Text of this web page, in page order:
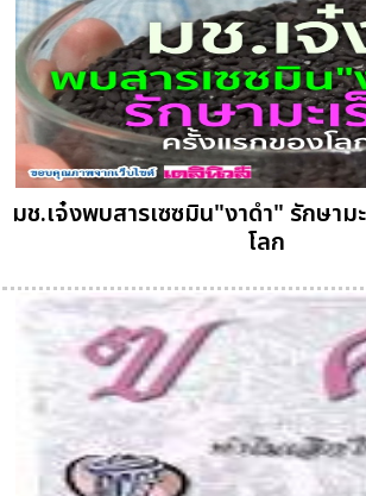
มช.เจ๋งพบสารเซซมิน"งาดำ" รักษาม
โลก